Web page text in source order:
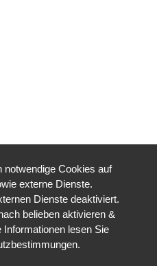
Cookies auf
externe Dienste.
Dienste deaktiviert.
belieben aktivieren &
lesen Sie